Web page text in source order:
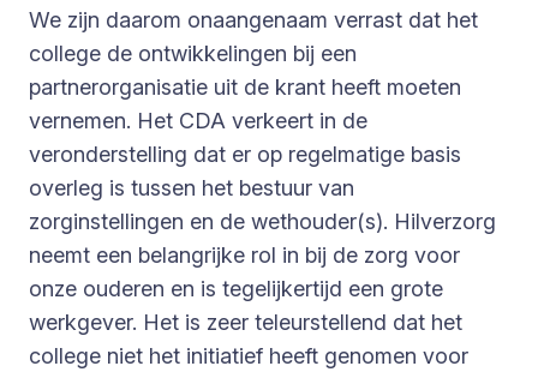
We zijn daarom onaangenaam verrast dat het
college de ontwikkelingen bij een
partnerorganisatie uit de krant heeft moeten
vernemen. Het CDA verkeert in de
veronderstelling dat er op regelmatige basis
overleg is tussen het bestuur van
zorginstellingen en de wethouder(s). Hilverzorg
neemt een belangrijke rol in bij de zorg voor
onze ouderen en is tegelijkertijd een grote
werkgever. Het is zeer teleurstellend dat het
college niet het initiatief heeft genomen voor